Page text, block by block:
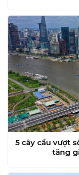
5 cây cầu vượt
tăng